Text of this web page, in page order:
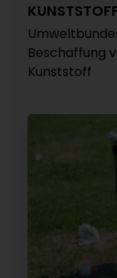
Beschaffung
Kunststoff